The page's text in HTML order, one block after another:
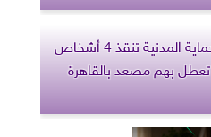
الحماية المدنية تنقذ 4 أشخاص
تعطل بهم مصعد بالقاهرة